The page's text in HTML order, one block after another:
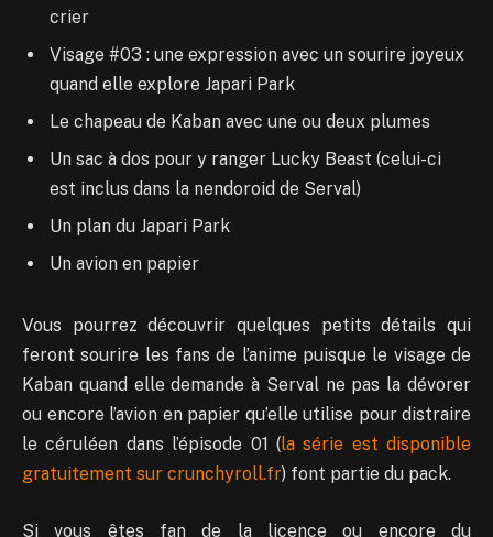
crier
Visage #03 : une expression avec un sourire joyeux
quand elle explore Japari Park
Le chapeau de Kaban avec une ou deux plumes
Un sac à dos pour y ranger Lucky Beast (celui-ci
est inclus dans la nendoroid de Serval)
Un plan du Japari Park
Un avion en papier
Vous pourrez découvrir quelques petits détails qui
feront sourire les fans de l’anime puisque le visage de
Kaban quand elle demande à Serval ne pas la dévorer
ou encore l’avion en papier qu’elle utilise pour distraire
le céruléen dans l’épisode 01 (la série est disponible
gratuitement sur crunchyroll.fr) font partie du pack.
Si vous êtes fan de la licence ou encore du